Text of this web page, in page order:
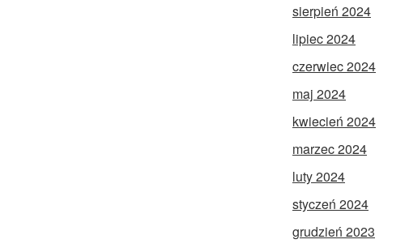
sierpień 2024
lipiec 2024
czerwiec 2024
maj 2024
kwiecień 2024
marzec 2024
luty 2024
styczeń 2024
grudzień 2023